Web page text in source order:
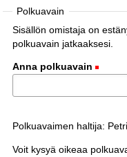
Polkuavain
Sisällön omistaja on
polkuavain jatkaaksesi.
Anna polkuavain
Polkuavaimen haltija:
Voit kysyä oikeaa